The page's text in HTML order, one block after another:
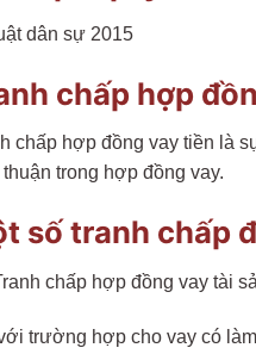
dân sự 2015
chấp hợp
chấp hợp đồng vay tiền là
trong hợp đồng vay.
số tranh chấp
chấp hợp đồng vay tài
trường hợp cho vay có